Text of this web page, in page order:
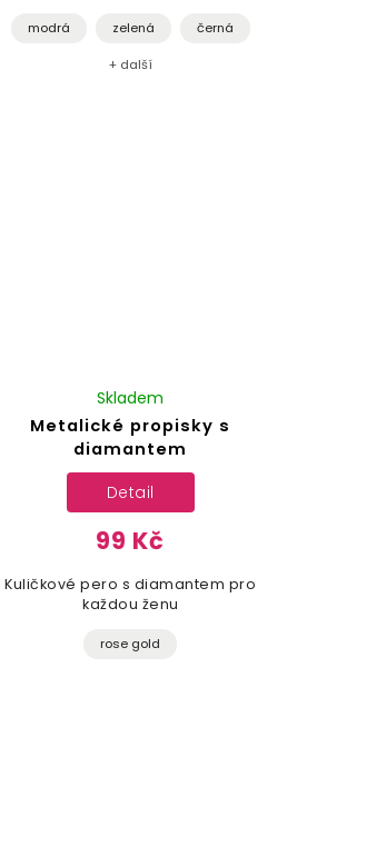
modrá zelená černá
+ další
Metalické propisky s
diamantem
Skladem
99 Kč
Detail
Kuličkové pero s diamantem pro
každou ženu
rose gold